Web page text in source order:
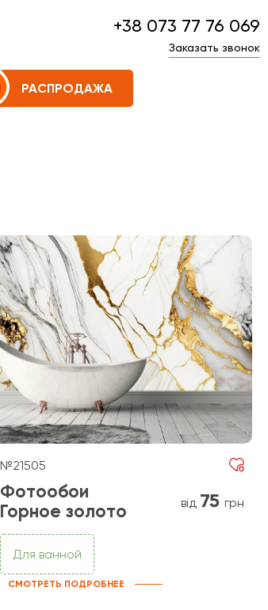
+38 073 77 76 069
Заказать звонок
РАСПРОДАЖА
№21505
Фотообои
Горное золото
від 75 грн
Для ванной
СМОТРЕТЬ ПОДРОБНЕЕ